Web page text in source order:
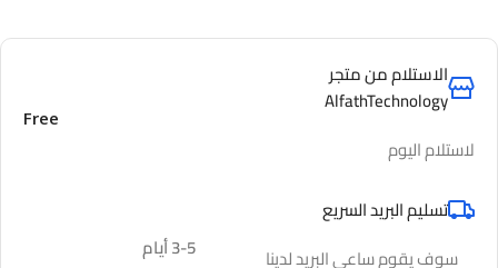
الاستلام من متجر
AlfathTechnology
لاستلام اليوم
Free
تسليم البريد السريع
سوف يقوم ساعي البريد لدينا
3-5 أيام